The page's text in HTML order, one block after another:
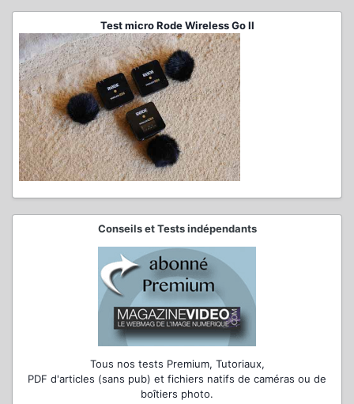
Test micro Rode Wireless Go II
Conseils et Tests indépendants
Tous nos tests Premium, Tutoriaux,
PDF d'articles (sans pub) et fichiers natifs de caméras ou de
boîtiers photo.